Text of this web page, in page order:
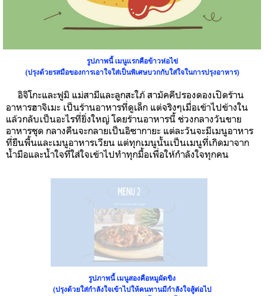
รูปภาพนี้ เมนูแรกคือข้าวห่อไข่
(ปรุงด้วยรสมือของการเอาใจใส่เป็นพิเศษบวกกับใส่ใจในการปรุงอาหาร)
อิจิโกะและฟูมิ แม่สามีและลูกสะใภ้ สามัคคีปรองดองเปิดร้าน
อาหารฮาจิเมะ เป็นร้านอาหารที่ดูเล็ก แต่จริงๆเมื่อเข้าไปข้างใน
แล้วกลับเป็นอะไรที่ยิ่งใหญ่ โดยร้านอาหารนี้ ช่วงกลางวันขาย
อาหารชุด กลางคืนจะกลายเป็นอิซากายะ แต่ละวันจะมีเมนูอาหาร
ที่ยืนพื้นและเมนูอาหารเวียน แต่ทุกเมนูนั้นเป็นเมนูที่เกิดมาจาก
น้ำมือและน้ำใจที่ใส่ใจเข้าไปทำทุกมื้อเพื่อให้กำลังใจทุกคน
รูปภาพนี้ เมนูสองคือหมูผัดขิง
(ปรุงด้วยใส่กำลังใจเข้าไปให้คนทานมีกำลังใจสู้ต่อไป